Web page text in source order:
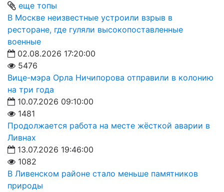
еще топы
В Москве неизвестные устроили взрыв в
ресторане, где гуляли высокопоставленные
военные
02.08.2026 17:20:00
5476
Вице-мэра Орла Ничипорова отправили в колонию
на три года
10.07.2026 09:10:00
1481
Продолжается работа на месте жёсткой аварии в
Ливнах
13.07.2026 19:46:00
1082
В Ливенском районе стало меньше памятников
природы